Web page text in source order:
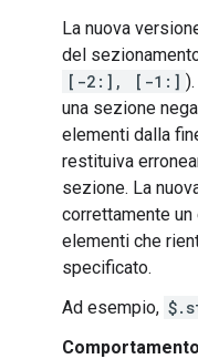
La nuova
del
[-2:], [-1:]
una sezione
elementi dalla
restituiva
sezione. La
correttamente
elementi che
specificato.
Ad esempio,